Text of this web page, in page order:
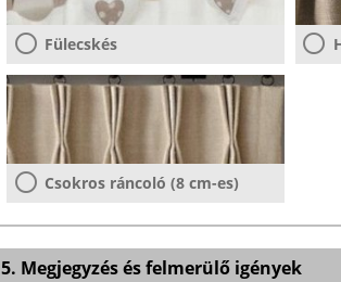
Fülecskés
Csokros ráncoló (8 cm-es)
5. Megjegyzés és felmerülő igények